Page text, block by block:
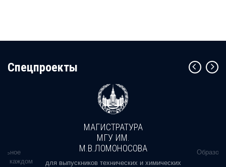
Cпецпроекты
в каждом
МАГИСТРАТУРА
МГУ ИМ.
М.В.ЛОМОНОСОВА
для выпускников технических и химических